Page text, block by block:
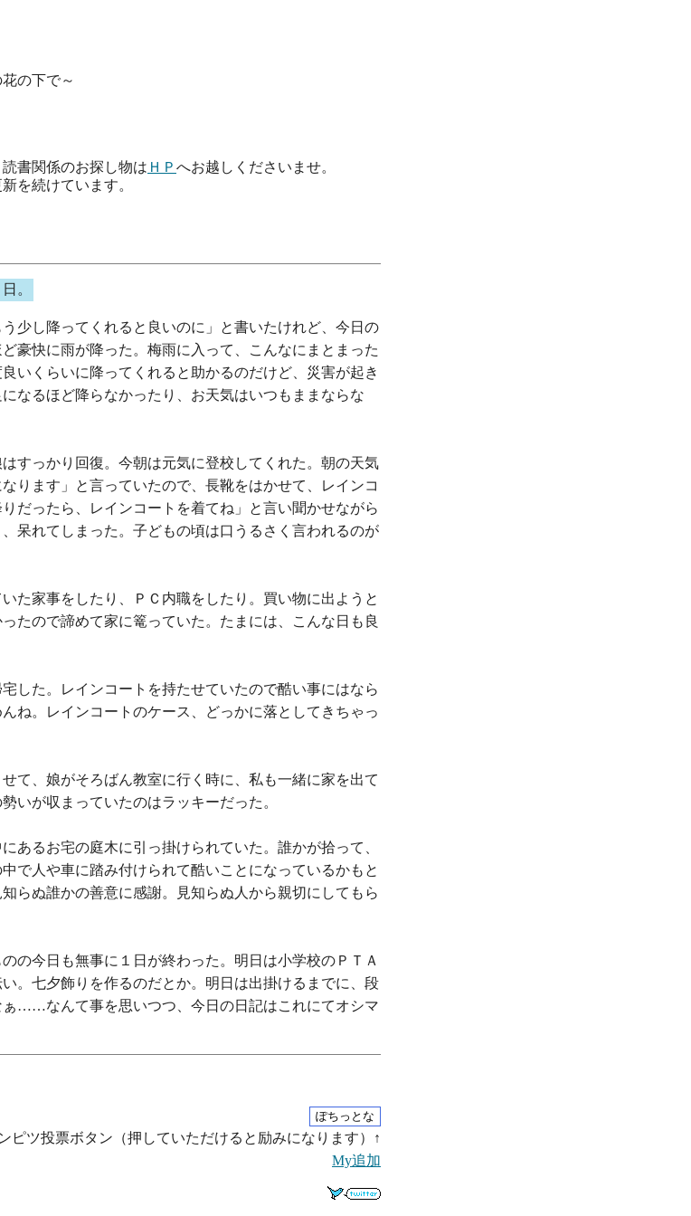
下で～
書関係のお探し物は ＨＰ へお越しくださいませ。
を続けています。
。
少し降ってくれると良いのに」と書いたけれど、今日の
豪快に雨が降った。梅雨に入って、こんなにまとまった
いくらいに降ってくれると助かるのだけど、災害が起き
なるほど降らなかったり、お天気はいつもままならな
すっかり回復。今朝は元気に登校してくれた。朝の天気
ります」と言っていたので、長靴をはかせて、レインコ
だったら、レインコートを着てね」と言い聞かせながら
、呆れてしまった。子どもの頃は口うるさく言われるのが
た家事をしたり、ＰＣ内職をしたり。買い物に出ようと
たので諦めて家に篭っていた。たまには、こんな日も良
した。レインコートを持たせていたので酷い事にはなら
ね。レインコートのケース、どっかに落としてきちゃっ
て、娘がそろばん教室に行く時に、私も一緒に家を出て
いが収まっていたのはラッキーだった。
あるお宅の庭木に引っ掛けられていた。誰かが拾って、
で人や車に踏み付けられて酷いことになっているかもと
らぬ誰かの善意に感謝。見知らぬ人から親切にしてもら
の今日も無事に１日が終わった。明日は小学校のＰＴＡ
。七夕飾りを作るのだとか。明日は出掛けるまでに、段
……なんて事を思いつつ、今日の日記はこれにてオシマ
ピツ投票ボタン（押していただけると励みになります）↑
My追加